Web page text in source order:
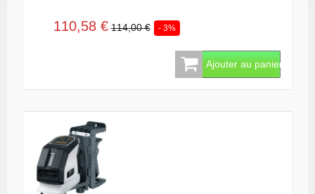
110,58 € 114,00 € - 3%
Ajouter au panier